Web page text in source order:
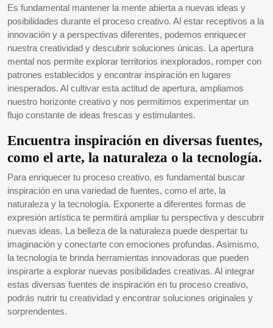
Es fundamental mantener la mente abierta a nuevas ideas y
posibilidades durante el proceso creativo. Al estar receptivos a la
innovación y a perspectivas diferentes, podemos enriquecer
nuestra creatividad y descubrir soluciones únicas. La apertura
mental nos permite explorar territorios inexplorados, romper con
patrones establecidos y encontrar inspiración en lugares
inesperados. Al cultivar esta actitud de apertura, ampliamos
nuestro horizonte creativo y nos permitimos experimentar un
flujo constante de ideas frescas y estimulantes.
Encuentra inspiración en diversas fuentes,
como el arte, la naturaleza o la tecnología.
Para enriquecer tu proceso creativo, es fundamental buscar
inspiración en una variedad de fuentes, como el arte, la
naturaleza y la tecnología. Exponerte a diferentes formas de
expresión artística te permitirá ampliar tu perspectiva y descubrir
nuevas ideas. La belleza de la naturaleza puede despertar tu
imaginación y conectarte con emociones profundas. Asimismo,
la tecnología te brinda herramientas innovadoras que pueden
inspirarte a explorar nuevas posibilidades creativas. Al integrar
estas diversas fuentes de inspiración en tu proceso creativo,
podrás nutrir tu creatividad y encontrar soluciones originales y
sorprendentes.